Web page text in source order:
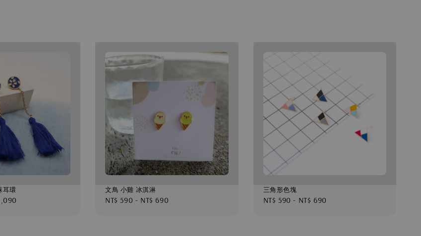
耳環 文鳥 小雞 冰淇淋
Regular
NT$ 590 - NT$ 690
三角形色塊
Regular
NT$ 590 - NT$ 690